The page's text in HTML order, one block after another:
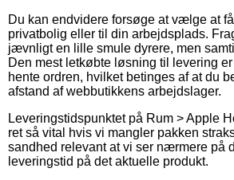
Du kan endvidere forsøge at vælge at
privatbolig eller til din arbejdsplads.
jævnligt en lille smule dyrere, men
Den mest letkøbte løsning til levering
hente ordren, hvilket betinges af at du
afstand af webbutikkens arbejdslager.
Leveringstidspunktet på Rum > Apple
ret så vital hvis vi mangler pakken
sandhed relevant at vi ser nærmere på
leveringstid på det aktuelle produkt.